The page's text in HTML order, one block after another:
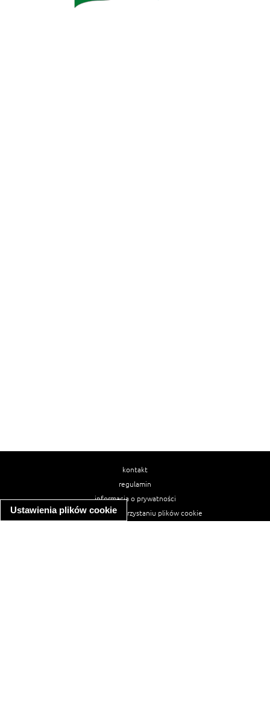
Ustawienia plików cookie
kontakt
regulamin
informacja o prywatności
informacja o wykorzystaniu plików cookie